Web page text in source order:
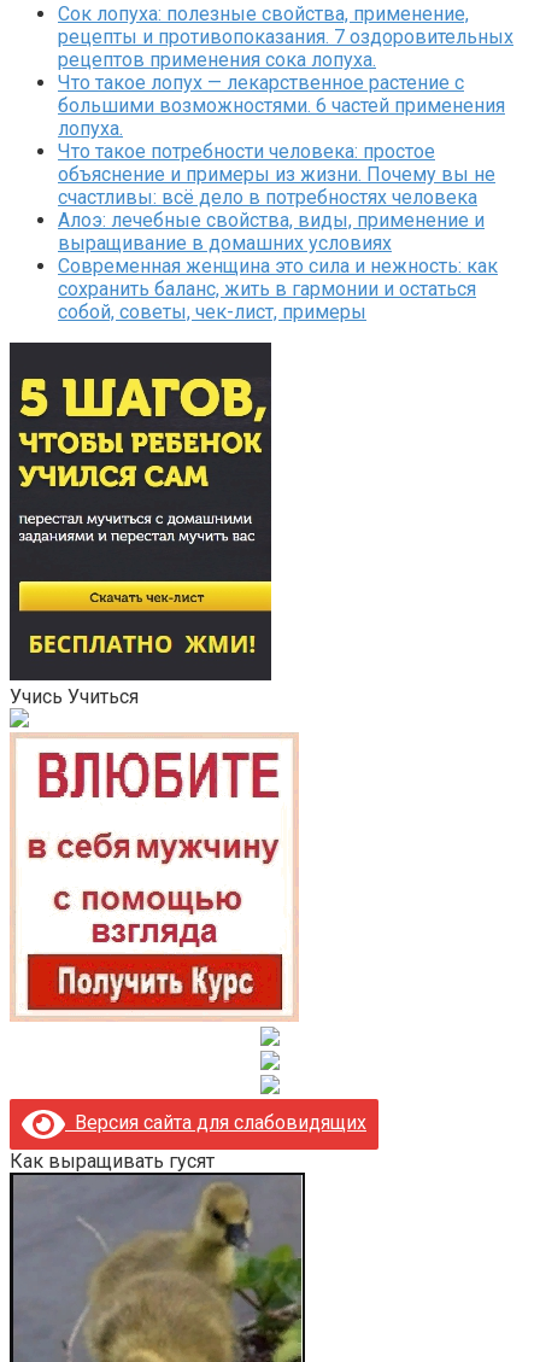
Сок лопуха: полезные свойства, применение,
рецепты и противопоказания. 7 оздоровительных
рецептов применения сока лопуха.
Что такое лопух — лекарственное растение с
большими возможностями. 6 частей применения
лопуха.
Что такое потребности человека: простое
объяснение и примеры из жизни. Почему вы не
счастливы: всё дело в потребностях человека
Алоэ: лечебные свойства, виды, применение и
выращивание в домашних условиях
Современная женщина это сила и нежность: как
сохранить баланс, жить в гармонии и остаться
собой, советы, чек-лист, примеры
Учись Учиться
Версия сайта для слабовидящих
Как выращивать гусят